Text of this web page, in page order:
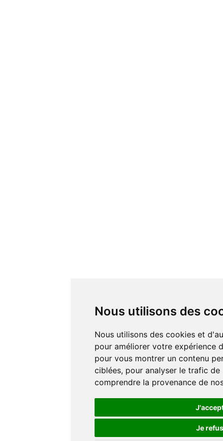
Nous utilisons des
Nous utilisons des cookies et d'autres technologies de suivi
pour améliorer votre expérience
pour vous montrer un contenu
ciblées, pour analyser le trafic
comprendre la provenance de
Je